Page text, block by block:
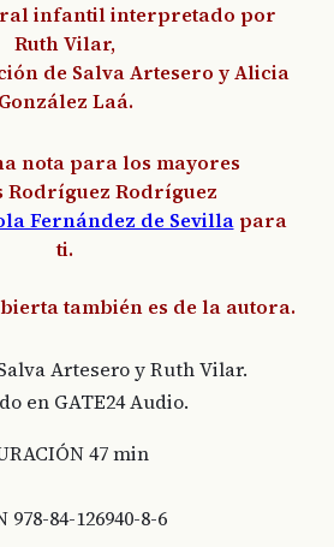
infantil interpretado por
Ruth Vilar,
de Salva Artesero y Alicia
González Laá.
nota para los mayores
Rodríguez Rodríguez
Fernández de Sevillapara
ti.
también es de la autora.
Artesero y Ruth Vilar.
en GATE24 Audio.
47 min
978-84-126940-8-6